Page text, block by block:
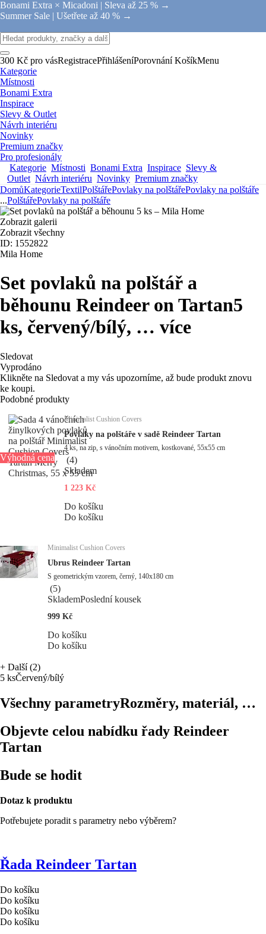
Bonami Extra × Micadoni | Sleva až 25 % →
Summer Sale | Ušetřete až 40 % →
300 Kč pro vásRegistracePřihlášeníPorovnání KošíkMenu
Kategorie
Místnosti
Bonami Extra
Inspirace
Slevy & Outlet
Návrh interiéru
Novinky
Premium značky
Pro profesionály
Kategorie Místnosti Bonami Extra Inspirace Slevy &
Outlet Návrh interiéru Novinky Premium značky
DomůKategorieTextilPolštářePovlaky na polštářePovlaky na polštáře
...PolštářePovlaky na polštáře
Zobrazit galerii
Zobrazit všechny
ID: 1552822
Mila Home
Set povlaků na polštář a
běhounu Reindeer on Tartan5
ks, červený/bílý, … více
Sledovat
Vyprodáno
Klikněte na Sledovat a my vás upozorníme, až bude produkt znovu
ke koupi.
Podobné produkty
Výhodná cena
Minimalist Cushion Covers
Povlaky na polštáře v sadě Reindeer Tartan
4 ks, na zip, s vánočním motivem, kostkované, 55x55 cm
(4)
Skladem
1 223 Kč
Do košíku
Do košíku
Minimalist Cushion Covers
Ubrus Reindeer Tartan
S geometrickým vzorem, černý, 140x180 cm
(5)
SklademPoslední kousek
999 Kč
Do košíku
Do košíku
+ Další (2)
5 ksČervený/bílý
Všechny parametryRozměry, materiál, …
Objevte celou nabídku řady Reindeer
Tartan
Bude se hodit
Dotaz k produktu
Potřebujete poradit s parametry nebo výběrem?
Řada Reindeer Tartan
Do košíku
Do košíku
Do košíku
Do košíku